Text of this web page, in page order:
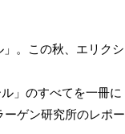
。この秋、エリクシ
」のすべてを一冊に
ゲン研究所のレポー